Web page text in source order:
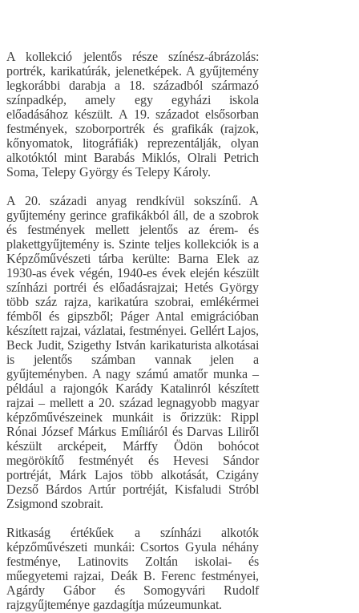
A kollekció jelentős része színész-ábrázolás:
portrék, karikatúrák, jelenetképek. A gyűjtemény
legkorábbi darabja a 18. századból származó
színpadkép, amely egy egyházi iskola
előadásához készült. A 19. századot elsősorban
festmények, szoborportrék és grafikák (rajzok,
kőnyomatok, litográfiák) reprezentálják, olyan
alkotóktól mint Barabás Miklós, Olrali Petrich
Soma, Telepy György és Telepy Károly.
A 20. századi anyag rendkívül sokszínű. A
gyűjtemény gerince grafikákból áll, de a szobrok
és festmények mellett jelentős az érem- és
plakettgyűjtemény is. Szinte teljes kollekciók is a
Képzőművészeti tárba kerülte: Barna Elek az
1930-as évek végén, 1940-es évek elején készült
színházi portréi és előadásrajzai; Hetés György
több száz rajza, karikatúra szobrai, emlékérmei
fémből és gipszből; Páger Antal emigrációban
készített rajzai, vázlatai, festményei. Gellért Lajos,
Beck Judit, Szigethy István karikaturista alkotásai
is jelentős számban vannak jelen a
gyűjteményben. A nagy számú amatőr munka –
például a rajongók Karády Katalinról készített
rajzai – mellett a 20. század legnagyobb magyar
képzőművészeinek munkáit is őrizzük: Rippl
Rónai József Márkus Emíliáról és Darvas Liliről
készült arcképeit, Márffy Ödön bohócot
megörökítő festményét és Hevesi Sándor
portréját, Márk Lajos több alkotását, Czigány
Dezső Bárdos Artúr portréját, Kisfaludi Stróbl
Zsigmond szobrait.
Ritkaság értékűek a színházi alkotók
képzőművészeti munkái: Csortos Gyula néhány
festménye, Latinovits Zoltán iskolai- és
műegyetemi rajzai, Deák B. Ferenc festményei,
Agárdy Gábor és Somogyvári Rudolf
rajzgyűjteménye gazdagítja múzeumunkat.